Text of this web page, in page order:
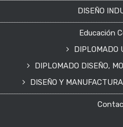
DISEÑO
Educación
DIPLOMADO
DIPLOMADO DISEÑO,
DISEÑO Y